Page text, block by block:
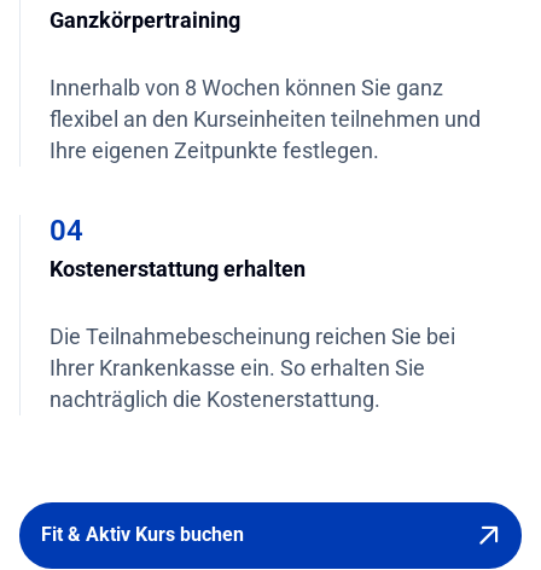
Ganzkörpertraining
Innerhalb von 8 Wochen können Sie ganz
flexibel an den Kurseinheiten teilnehmen und
Ihre eigenen Zeitpunkte festlegen.
04
Kostenerstattung erhalten
Die Teilnahmebescheinung reichen Sie bei
Ihrer Krankenkasse ein. So erhalten Sie
nachträglich die Kostenerstattung.
Fit & Aktiv Kurs buchen